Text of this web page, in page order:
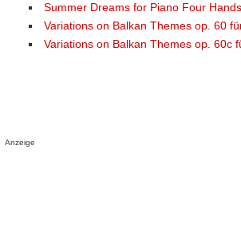
Summer Dreams for Piano Four
Variations on Balkan Themes op. 60
Variations on Balkan Themes op. 60c
Anzeige